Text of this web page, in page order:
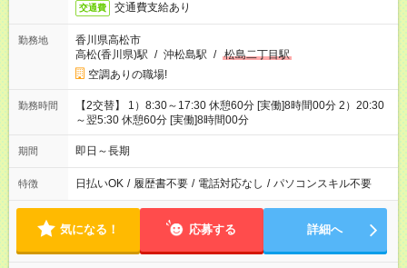
交通費 交通費支給あり
勤務地
香川県高松市
高松(香川県)駅 / 沖松島駅 / 松島二丁目駅
空調ありの職場!
勤務時間
【2交替】 1）8:30～17:30 休憩60分 [実働]8時間00分 2）20:30
～翌5:30 休憩60分 [実働]8時間00分
期間 即日～長期
特徴 日払いOK / 履歴書不要 / 電話対応なし / パソコンスキル不要
気になる！ 応募する 詳細へ